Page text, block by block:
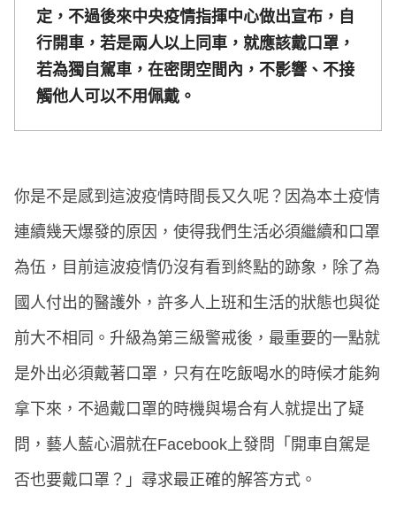
定，不過後來中央疫情指揮中心做出宣布，自
行開車，若是兩人以上同車，就應該戴口罩，
若為獨自駕車，在密閉空間內，不影響、不接
觸他人可以不用佩戴。
你是不是感到這波疫情時間長又久呢？因為本土疫情
連續幾天爆發的原因，使得我們生活必須繼續和口罩
為伍，目前這波疫情仍沒有看到終點的跡象，除了為
國人付出的醫護外，許多人上班和生活的狀態也與從
前大不相同。升級為第三級警戒後，最重要的一點就
是外出必須戴著口罩，只有在吃飯喝水的時候才能夠
拿下來，不過戴口罩的時機與場合有人就提出了疑
問，藝人藍心湄就在Facebook上發問「開車自駕是
否也要戴口罩？」尋求最正確的解答方式。